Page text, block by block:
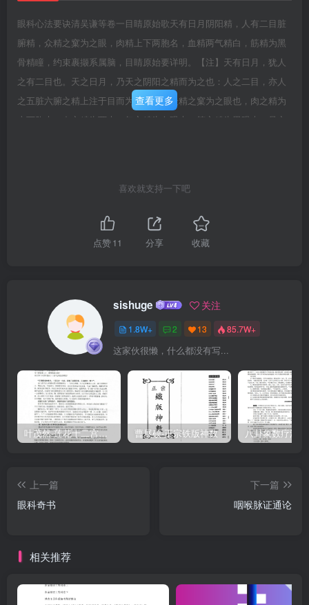
眼科心法要诀清吴谦等卷一目睛原始歌天有日月阴阳精，人有二目脏
腑精，众精之窠为之眼，肉精上下两胞名，血精两气精白，筋精为黑
骨精瞳，约束裹撷系属脑，目睛原始要详明。【注】天有日月，犹人
之有二目也。天之日月，乃天之阴阳之精而为之也：人之二目，亦人
之五脏六腑之精上注于目而为之也。故众精之窠为之眼也，肉之精为
上下胞也，血之精为两也，气之精为白眼也，筋之精为黑眼也，骨之
轮、气轮、风轮、水轮也。谓之轮者，目睛运动如轮之意也。上、下
两胞为肉轮，内、外两为血轮，白睛为气轮，黑睛为风轮，瞳仁为水
轮，此明五轮之部位，分属五脏也。五轮之图肉轮一属脾，主肉。血
外二为血轮，主心病也。白睛为气轮，主肺病也。黑睛为风轮，主肝
病也。瞳仁为水轮，主肾病也。五轮之病，五脏主之。其寒、热、
虚、实，当随所现之证而分之也。
查看更多
喜欢就支持一下吧
点赞11 分享 收藏
sishuge 关注
1.8W+ 2 13 85.7W+
这家伙很懒，什么都没有写...
叶茂然-莲花十二宫佛家奇门面授及答疑 曹展硕-正宗铁版神数
上一篇
眼科奇书
下一篇
咽喉脉证通论
相关推荐